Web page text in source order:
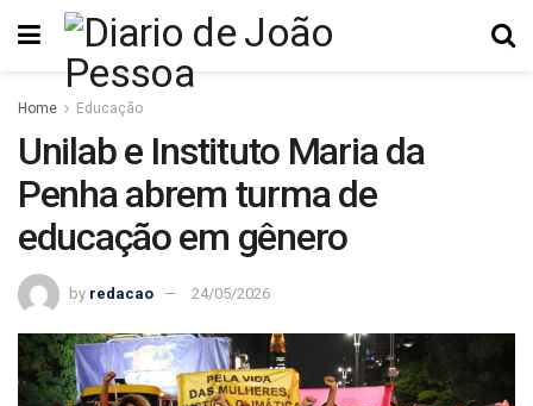
Home Educação
Unilab e Instituto Maria da
Penha abrem turma de
educação em gênero
by redacao 24/05/2026